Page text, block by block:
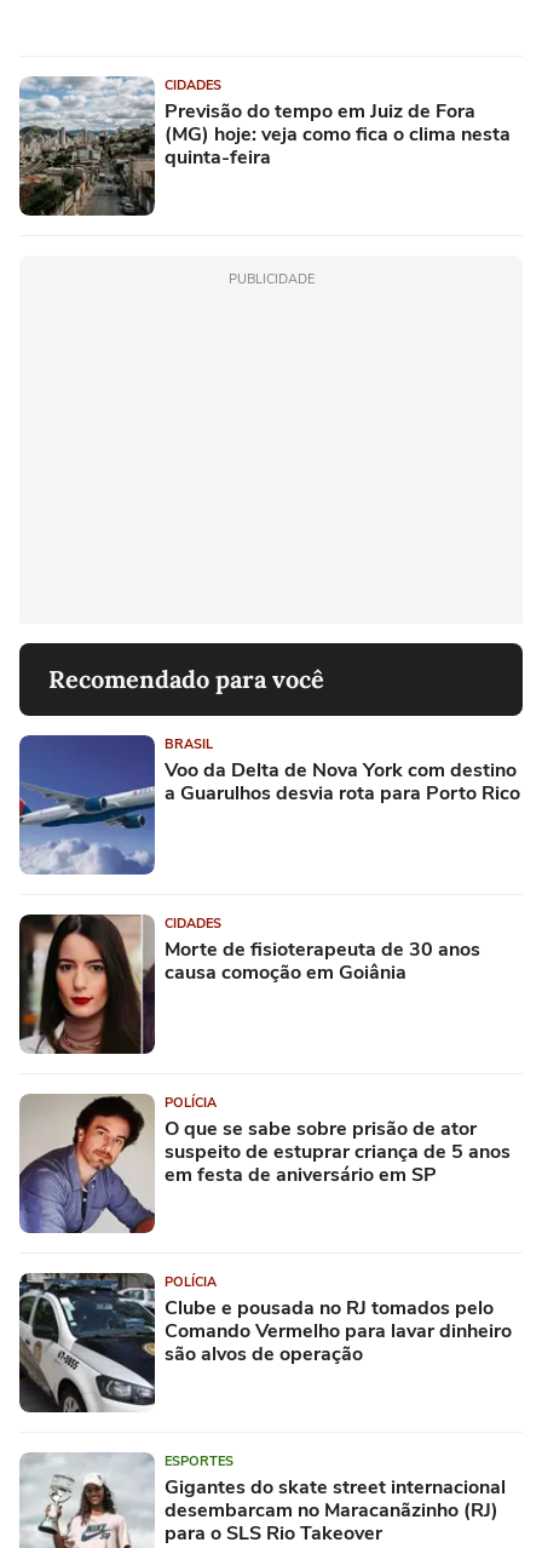
CIDADES
Previsão do tempo em Juiz de Fora
(MG) hoje: veja como fica o clima nesta
quinta-feira
PUBLICIDADE
Recomendado para você
BRASIL
Voo da Delta de Nova York com destino
a Guarulhos desvia rota para Porto Rico
CIDADES
Morte de fisioterapeuta de 30 anos
causa comoção em Goiânia
POLÍCIA
O que se sabe sobre prisão de ator
suspeito de estuprar criança de 5 anos
em festa de aniversário em SP
POLÍCIA
Clube e pousada no RJ tomados pelo
Comando Vermelho para lavar dinheiro
são alvos de operação
ESPORTES
Gigantes do skate street internacional
desembarcam no Maracanãzinho (RJ)
para o SLS Rio Takeover